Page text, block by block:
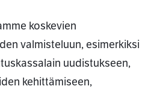
koskevien
valmisteluun, esimerkiksi
uudistukseen,
kehittämiseen,